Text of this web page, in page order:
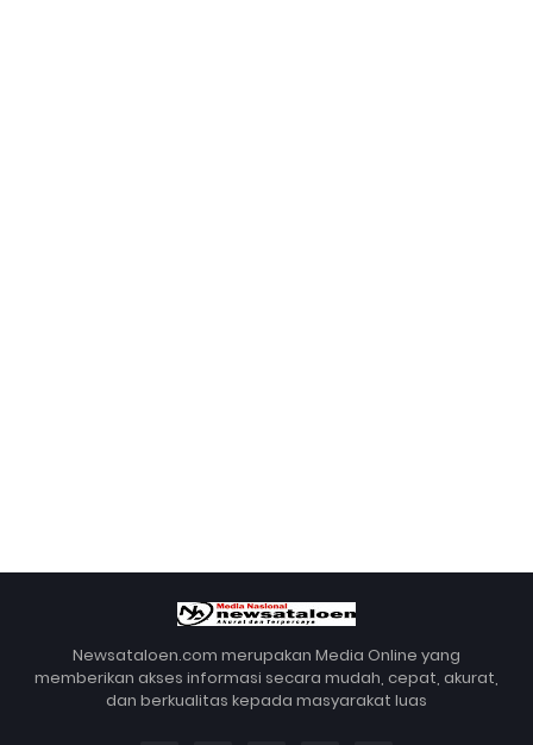
Newsataloen.com merupakan Media Online yang
memberikan akses informasi secara mudah, cepat, akurat,
dan berkualitas kepada masyarakat luas